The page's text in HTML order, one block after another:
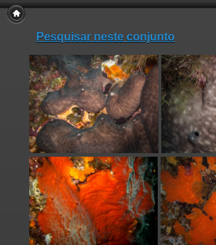
Pesquisar neste conjunto